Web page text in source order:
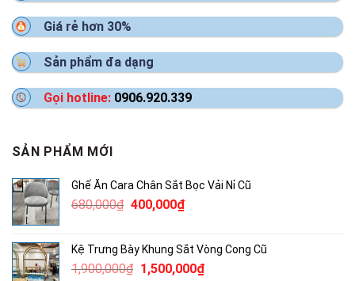
Giá rẻ hơn 30%
Sản phẩm đa dạng
Gọi hotline: 0906.920.339
SẢN PHẨM MỚI
Ghế Ăn Cara Chân Sắt Bọc Vải Nỉ Cũ
680,000₫ Giá
680,000₫.
400,000₫Giá
là:
400,000₫.
Kệ Trưng Bày Khung Sắt Vòng Cong Cũ
1,900,000₫ Giá
1,500,000₫Giá